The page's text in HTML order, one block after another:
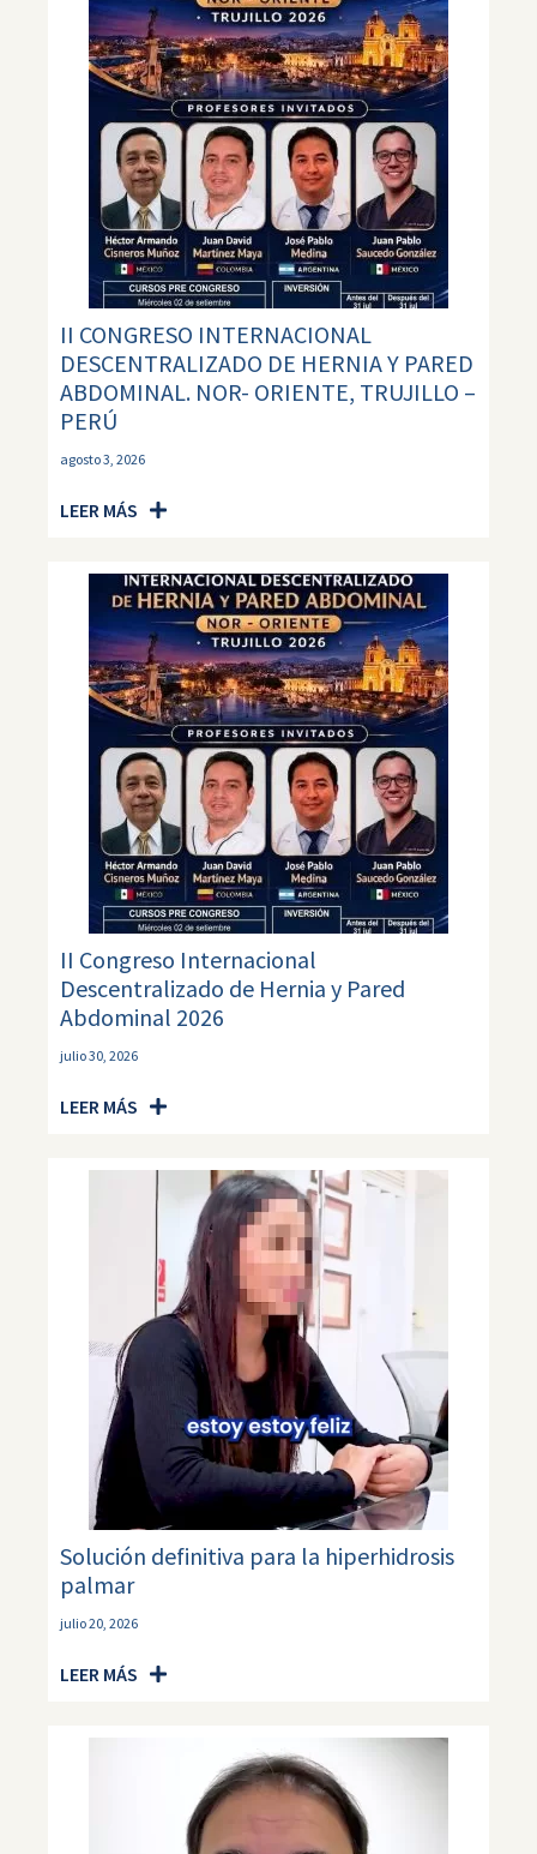
II CONGRESO INTERNACIONAL
DESCENTRALIZADO DE HERNIA Y PARED
ABDOMINAL. NOR- ORIENTE, TRUJILLO –
PERÚ
agosto 3, 2026
LEER MÁS
II Congreso Internacional
Descentralizado de Hernia y Pared
Abdominal 2026
julio 30, 2026
LEER MÁS
Solución definitiva para la hiperhidrosis
palmar
julio 20, 2026
LEER MÁS